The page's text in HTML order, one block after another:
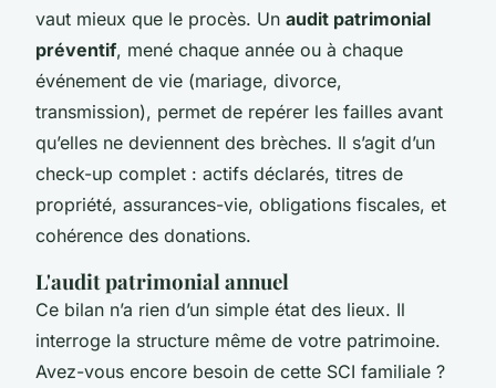
vaut mieux que le procès. Un audit patrimonial
préventif, mené chaque année ou à chaque
événement de vie (mariage, divorce,
transmission), permet de repérer les failles avant
qu’elles ne deviennent des brèches. Il s’agit d’un
check-up complet : actifs déclarés, titres de
propriété, assurances-vie, obligations fiscales, et
cohérence des donations.
L'audit patrimonial annuel
Ce bilan n’a rien d’un simple état des lieux. Il
interroge la structure même de votre patrimoine.
Avez-vous encore besoin de cette SCI familiale ?